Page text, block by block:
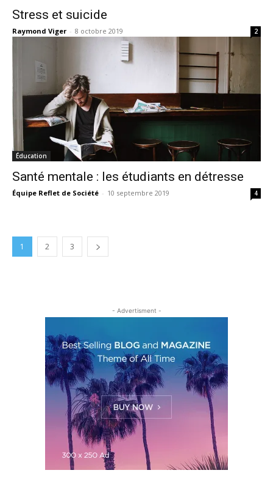
Stress et suicide
Raymond Viger - 8 octobre 2019 2
Éducation
Santé mentale : les étudiants en détresse
Équipe Reflet de Société - 10 septembre 2019 4
1 2 3
- Advertisment -